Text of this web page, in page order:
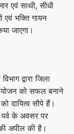
एवं साथी, सीधी
एवं भक्ति गायन
जाएगा।
द्वारा जिला
को सफल बनाने
दायित्व सौपे हैं।
के अवसर पर
अपील की है।